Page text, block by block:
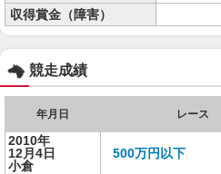
収得賞金（障害）
競走成績
年月日 レース
2010年
12月4日
小倉
500万円以下